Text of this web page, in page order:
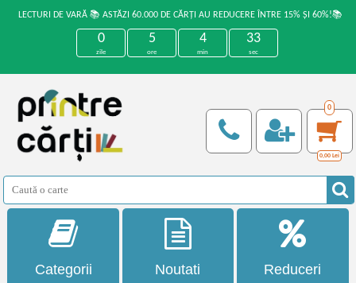
LECTURI DE VARĂ 📚 ASTĂZI 60.000 DE CĂRȚI AU REDUCERE ÎNTRE 15% ȘI 60%!📚
0
zile
5
ore
4
min
33
sec
0
0,00 Lei
Categorii Noutati Reduceri